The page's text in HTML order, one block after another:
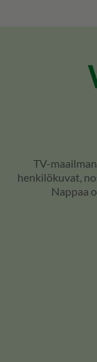
TV-
henkilökuvat,
Nappaa